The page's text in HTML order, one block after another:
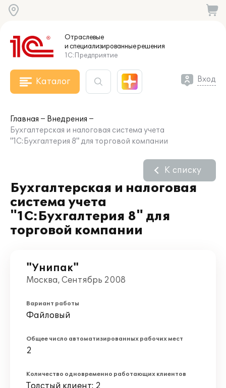
Отраслевые
и специализированныерешения
1С:Предприятие
Каталог Вход
Главная
Внедрения
Бухгалтерская и налоговая система учета
"1С:Бухгалтерия 8" для торговой компании
Бухгалтерская и налоговая
система учета
"1С:Бухгалтерия 8" для
торговой компании
К списку
"Унипак"
Москва, Сентябрь 2008
Вариант работы
Файловый
Общее число автоматизированных рабочих мест
2
Количество одновременно работающих клиентов
Толстый клиент: 2